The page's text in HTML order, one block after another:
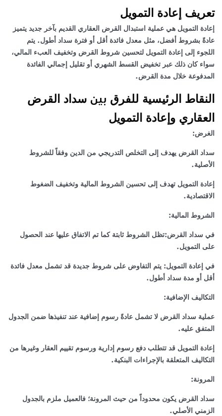
تعريف إعادة التمويل
إعادة التمويل هي عملية استبدال القرض العقاري القديم بآخر جديد يتميز
عادةً بشروط أفضل، مثل معدل فائدة أقل أو فترة سداد أطول. يتم
اللجوء إلى إعادة التمويل لتحسين شروط القرض وتخفيف العبء المالي،
سواء كان ذلك عبر تخفيض القسط الشهري أو تقليل إجمالي الفائدة
المدفوعة خلال مدة القرض.
النقاط الرئيسية للفرق بين سداد القرض
العقاري وإعادة التمويل
الغرض:
سداد القرض يهدف إلى التخلص التدريجي من الدين وفقاً للشروط
الأصلية.
إعادة التمويل تهدف إلى تحسين الشروط المالية وتخفيف الضغوط
الاقتصادية.
الشروط المالية:
في سداد القرض:تظل الشروط ثابتة كما تم الاتفاق عليها عند الحصول
على التمويل.
في إعادة التمويل: يتم التفاوض على شروط جديدة قد تشمل معدل فائدة
أقل أو مدة سداد أطول.
التكاليف الإضافية:
عملية سداد القرض لا تشمل عادةً رسوم إضافية عند تنفيذها ضمن الجدول
المتفق عليه.
إعادة التمويل قد تتطلب دفع رسوم إدارية ورسوم تقييم العقار وغيرها من
التكاليف المتعلقة بالإجراءات البنكية.
المرونة:
سداد القرض يكون محدوداً من حيث المرونة؛ فالعميل ملزم بالجدول
الزمني الأصلي.